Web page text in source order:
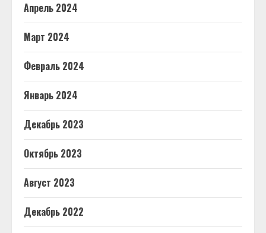
Апрель 2024
Март 2024
Февраль 2024
Январь 2024
Декабрь 2023
Октябрь 2023
Август 2023
Декабрь 2022